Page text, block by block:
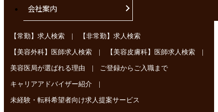
会社案内
【常勤】求人検索 | 【非常勤】求人検索
【美容外科】医師求人検索 | 【美容皮膚科】医師求人検索 |
美容医局が選ばれる理由 | ご登録からご入職まで
キャリアアドバイザー紹介 |
未経験・転科希望者向け求人提案サービス